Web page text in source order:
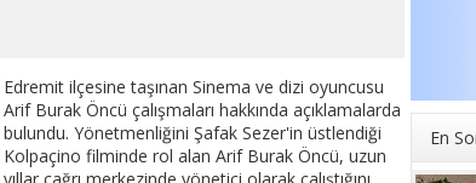
En
Edremit ilçesine taşınan Sinema ve dizi oyuncusu
Arif Burak Öncü çalışmaları hakkında açıklamalarda
bulundu. Yönetmenliğini Şafak Sezer'in üstlendiği
Kolpaçino filminde rol alan Arif Burak Öncü, uzun